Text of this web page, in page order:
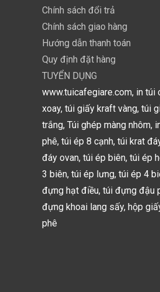
Chính sách đổi trả
Chính sách giao hàng
Hướng dẫn thanh toán
Quy định đặt hàng
TUYỂN DỤNG
www.tuicafegiare.com, in túi
xoay, túi giấy kraft vàng, túi
trắng, Túi ghép màng nhôm,
phê, túi ép 8 cạnh, túi krat
đáy ovan, túi ép biên, túi ép
3 biên, túi ép lưng, túi ép 4
đựng hạt điều, túi đựng đậu
đựng khoai lang sấy, hộp
phê